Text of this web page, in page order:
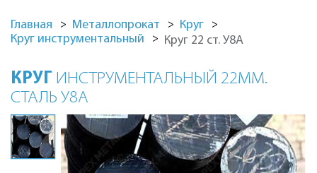
Главная Металлопрокат
Круг
Круг инструментальный
Круг 22 ст. У8А
КРУГ ИНСТРУМЕНТАЛЬНЫЙ 22ММ.
СТАЛЬ У8А